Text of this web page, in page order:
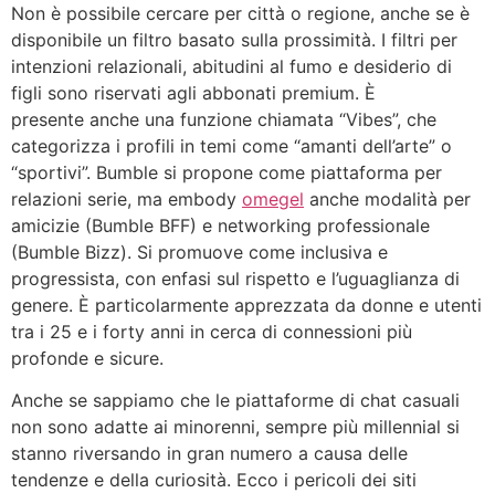
Non è possibile cercare per città o regione, anche se è
disponibile un filtro basato sulla prossimità. I filtri per
intenzioni relazionali, abitudini al fumo e desiderio di
figli sono riservati agli abbonati premium. È
presente anche una funzione chiamata “Vibes”, che
categorizza i profili in temi come “amanti dell’arte” o
“sportivi”. Bumble si propone come piattaforma per
relazioni serie, ma embody omegel anche modalità per
amicizie (Bumble BFF) e networking professionale
(Bumble Bizz). Si promuove come inclusiva e
progressista, con enfasi sul rispetto e l’uguaglianza di
genere. È particolarmente apprezzata da donne e utenti
tra i 25 e i forty anni in cerca di connessioni più
profonde e sicure.
Anche se sappiamo che le piattaforme di chat casuali
non sono adatte ai minorenni, sempre più millennial si
stanno riversando in gran numero a causa delle
tendenze e della curiosità. Ecco i pericoli dei siti